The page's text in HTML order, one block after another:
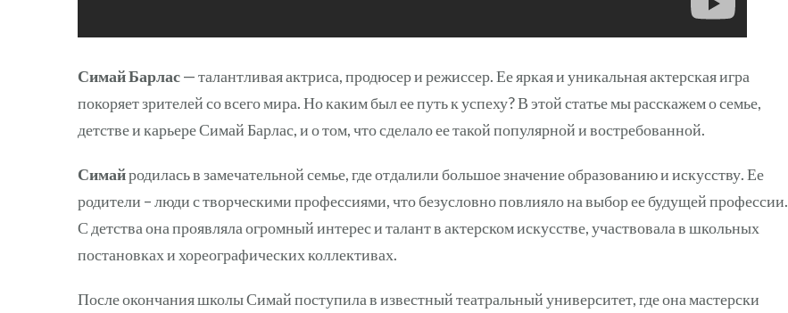
Симай Барлас— талантливая актриса, продюсер и режиссер. Ее яркая и уникальная актерская игра
покоряет зрителей со всего мира. Но каким был ее путь к успеху? В этой статье мы расскажем о семье,
детстве и карьере Симай Барлас, и о том, что сделало ее такой популярной и востребованной.
Симайродилась в замечательной семье, где отдалили большое значение образованию и искусству. Ее
родители – люди с творческими профессиями, что безусловно повлияло на выбор ее будущей профессии.
С детства она проявляла огромный интерес и талант в актерском искусстве, участвовала в школьных
постановках и хореографических коллективах.
После окончания школы Симай поступила в известный театральный университет, где она мастерски